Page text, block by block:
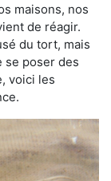
maisons, nos
de réagir.
du tort, mais
se poser des
voici les